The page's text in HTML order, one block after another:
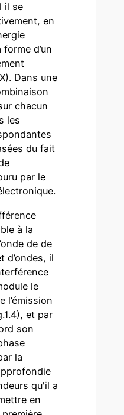
il se
en
d’un
Dans une
chacun
les
du fait
par le
à la
de de
d’ondes, il
le
l’émission
et par
son
la
qu'il a
en